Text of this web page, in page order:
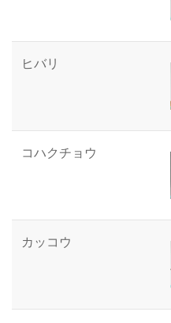
ヒバリ
コハクチョウ
カッコウ